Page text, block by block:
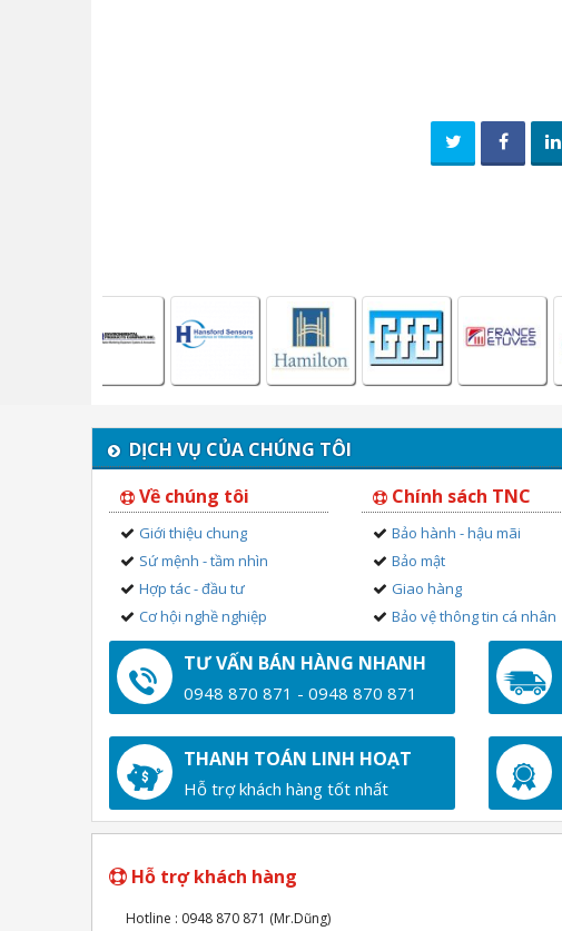
DỊCH VỤ CỦA CHÚNG TÔI
Về chúng tôi
Giới thiệu chung
Sứ mệnh - tầm nhìn
Hợp tác - đầu tư
Cơ hội nghề nghiệp
Chính sách TNC
Bảo hành - hậu mãi
Bảo mật
Giao hàng
Bảo vệ thông tin cá nhân
TƯ VẤN BÁN HÀNG NHANH
0948 870 871 - 0948 870 871
THANH TOÁN LINH HOẠT
Hỗ trợ khách hàng tốt nhất
Hỗ trợ khách hàng
Hotline : 0948 870 871 (Mr.Dũng)